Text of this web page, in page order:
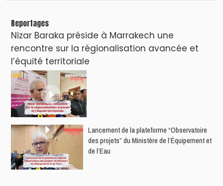
Reportages
Nizar Baraka préside à Marrakech une
rencontre sur la régionalisation avancée et
l’équité territoriale
​Lancement de la plateforme “Observatoire
des projets” du Ministère de l’Équipement et
de l’Eau